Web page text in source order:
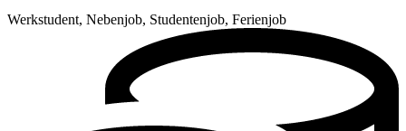
Werkstudent, Nebenjob, Studentenjob, Ferienjob